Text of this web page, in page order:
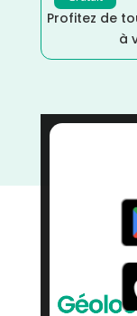
Profitez de
à